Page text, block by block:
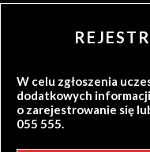
W celu zgłoszenia
dodatkowych
o zarejestrowanie się
055 555.